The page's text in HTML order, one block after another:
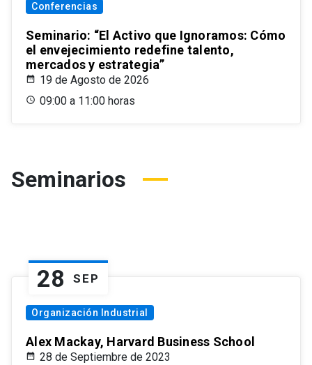
Conferencias
Seminario: “El Activo que Ignoramos: Cómo
el envejecimiento redefine talento,
mercados y estrategia”
19 de Agosto de 2026
09:00 a 11:00 horas
Seminarios
28 SEP
Organización Industrial
Alex Mackay, Harvard Business School
28 de Septiembre de 2023